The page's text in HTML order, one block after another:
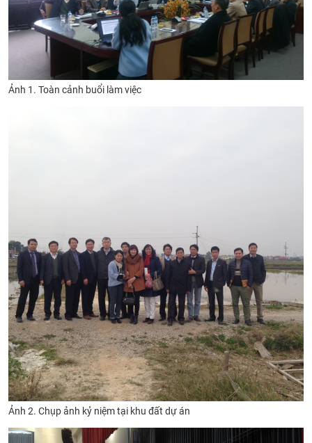
Ảnh 1. Toàn cảnh buổi làm việc
Ảnh 2. Chụp ảnh kỷ niệm tại khu đất dự án